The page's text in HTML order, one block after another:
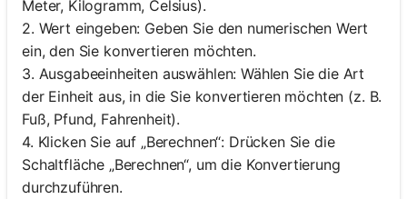
Meter, Kilogramm, Celsius).
2. Wert eingeben: Geben Sie den numerischen Wert
ein, den Sie konvertieren möchten.
3. Ausgabeeinheiten auswählen: Wählen Sie die Art
der Einheit aus, in die Sie konvertieren möchten (z. B.
Fuß, Pfund, Fahrenheit).
4. Klicken Sie auf „Berechnen“: Drücken Sie die
Schaltfläche „Berechnen“, um die Konvertierung
durchzuführen.